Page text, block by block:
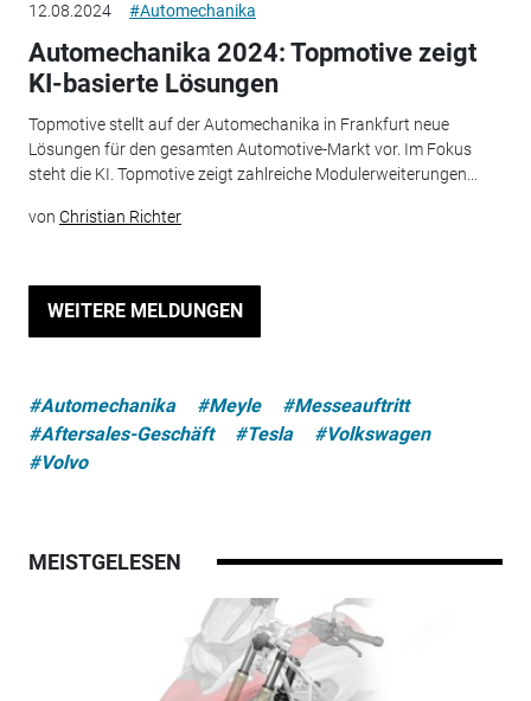
12.08.2024 #Automechanika
Automechanika 2024: Topmotive zeigt
KI-basierte Lösungen
Topmotive stellt auf der Automechanika in Frankfurt neue
Lösungen für den gesamten Automotive-Markt vor. Im Fokus
steht die KI. Topmotive zeigt zahlreiche Modulerweiterungen...
von Christian Richter
WEITERE MELDUNGEN
#Automechanika #Meyle
#Messeauftritt
#Aftersales-Geschäft
#Tesla
#Volkswagen
#Volvo
MEISTGELESEN